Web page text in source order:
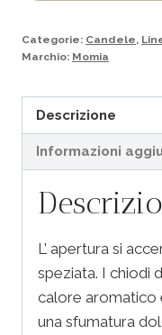
Categorie: Candele,
Marchio: Momia
Descrizione
Informazioni
L’ apertura si
speziata. I chiodi
calore aromatico
una sfumatura